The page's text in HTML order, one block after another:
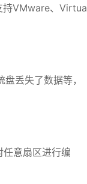
持VMware、Virtua
丢失了数据等，
意扇区进行编